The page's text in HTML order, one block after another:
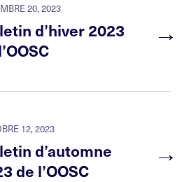
20, 2023
d’hiver 2023
→
12, 2023
d’automne
de l’OOSC
→